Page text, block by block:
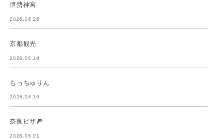
伊勢神宮
2026.06.26
京都観光
2026.06.19
もっちゅりん
2026.06.10
奈良ピザ🍕
2026.06.01